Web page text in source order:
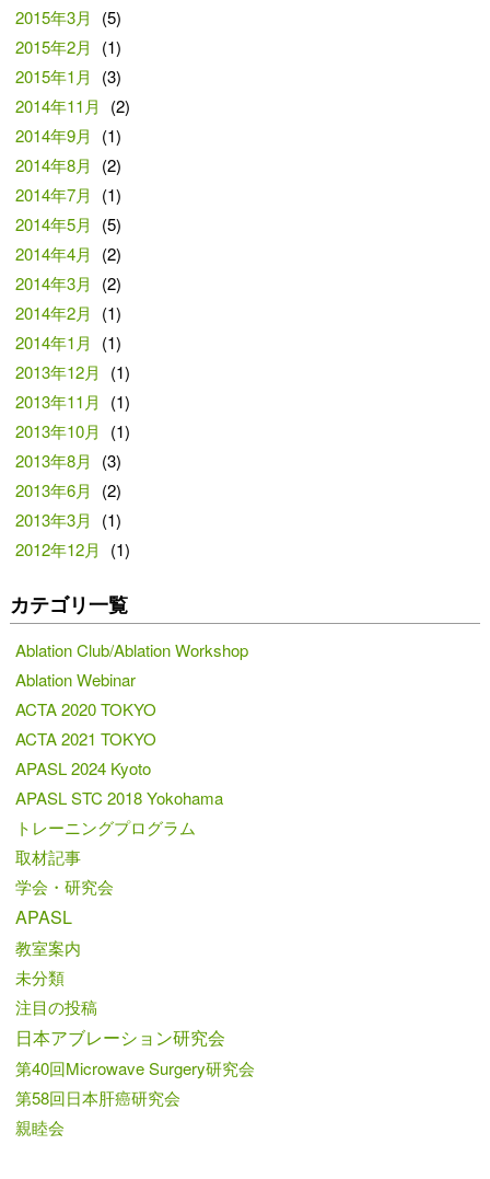
2015年3月
(5)
2015年2月
(1)
2015年1月
(3)
2014年11月
(2)
2014年9月
(1)
2014年8月
(2)
2014年7月
(1)
2014年5月
(5)
2014年4月
(2)
2014年3月
(2)
2014年2月
(1)
2014年1月
(1)
2013年12月
(1)
2013年11月
(1)
2013年10月
(1)
2013年8月
(3)
2013年6月
(2)
2013年3月
(1)
2012年12月
(1)
カテゴリ一覧
Ablation Club/Ablation Workshop
Ablation Webinar
ACTA 2020 TOKYO
ACTA 2021 TOKYO
APASL 2024 Kyoto
APASL STC 2018 Yokohama
トレーニングプログラム
取材記事
学会・研究会
APASL
教室案内
未分類
注目の投稿
日本アブレーション研究会
第40回Microwave Surgery研究会
第58回日本肝癌研究会
親睦会